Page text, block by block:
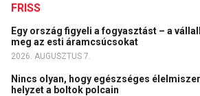
FRISS
Egy ország figyeli a fogyasztást – a
meg az esti áramcsúcsokat
2026. AUGUSZTUS 7.
Nincs olyan, hogy egészséges
helyzet a boltok polcain